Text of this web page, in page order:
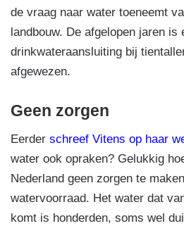
de vraag naar water toeneemt
landbouw. De afgelopen jaren is
drinkwateraansluiting bij
afgewezen.
Geen zorgen
Eerder schreef Vitens op haar
water ook opraken? Gelukkig
Nederland geen zorgen te
watervoorraad. Het water dat
komt is honderden, soms wel